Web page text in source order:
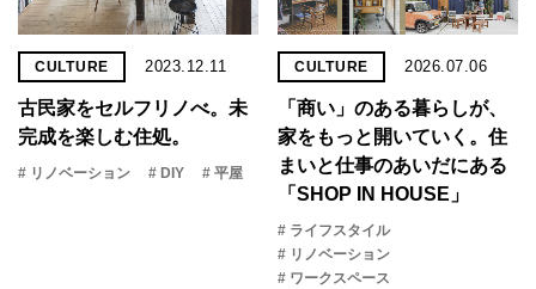
CULTURE 2023.12.11
古民家をセルフリノべ。未
完成を楽しむ住処。
# リノベーション # DIY # 平屋
CULTURE 2026.07.06
「商い」の​ある​暮らしが、​
家を​もっと​開いていく。​住
まいと​仕事の​あいだに​ある​
「SHOP IN HOUSE」
# ライフスタイル
# リノベーション
# ワークスペース